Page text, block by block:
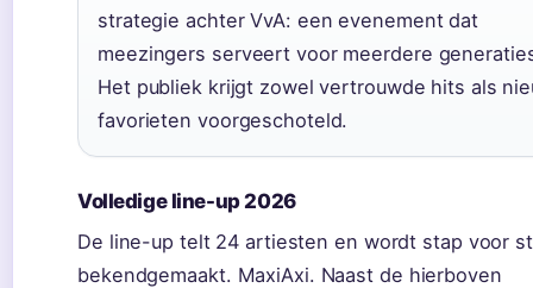
strategie achter VvA: een evenement dat
meezingers serveert voor meerdere
Het publiek krijgt zowel vertrouwde hits als
favorieten voorgeschoteld.
Volledige line-up 2026
De line-up telt 24 artiesten en wordt stap voor
bekendgemaakt. MaxiAxi. Naast de hierboven